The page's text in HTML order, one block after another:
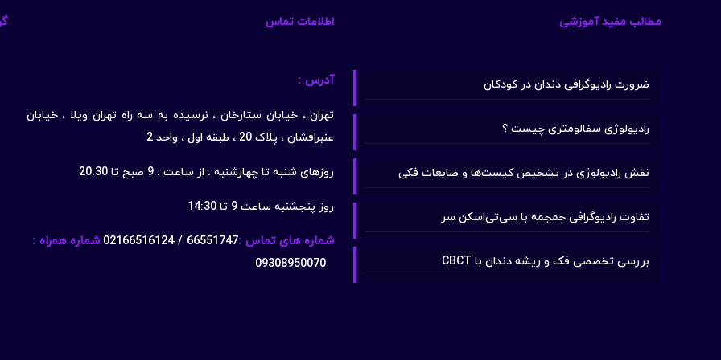
مطالب مفید آموزشی
ضرورت رادیوگرافی دندان در کودکان
رادیولوژی سفالومتری چیست ؟
نقش رادیولوژی در تشخیص کیست‌ها و ضایعات فکی
تفاوت رادیوگرافی جمجمه با سی‌تی‌اسکن سر
بررسی تخصصی فک و ریشه دندان با CBCT
اطلاعات تماس
آدرس :
تهران ، خیابان ستارخان ، نرسیده به سه راه تهران ویلا ، خیابان
عنبرافشان ، پلاک 20 ، طبقه اول ، واحد 2
روزهای شنبه تا چهارشنبه : از ساعت : 9 صبح تا 20:30
روز پنجشنبه ساعت 9 تا 14:30
شماره های تماس :66551747 / 02166516124
شماره همراه :
09308950070